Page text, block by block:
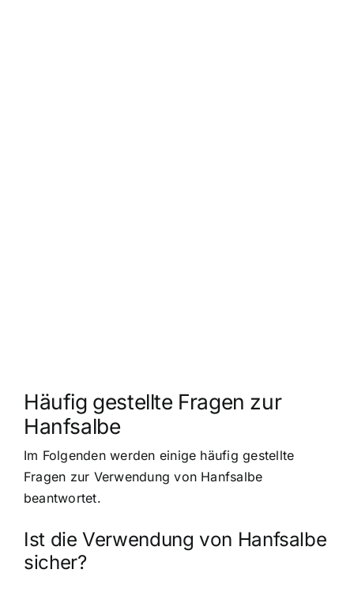
Häufig gestellte Fragen zur
Hanfsalbe
Im Folgenden werden einige häufig gestellte
Fragen zur Verwendung von Hanfsalbe
beantwortet.
Ist die Verwendung von Hanfsalbe
sicher?